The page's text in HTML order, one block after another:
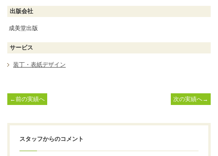
出版会社
成美堂出版
サービス
装丁・表紙デザイン
←前の実績へ 次の実績へ→
スタッフからのコメント